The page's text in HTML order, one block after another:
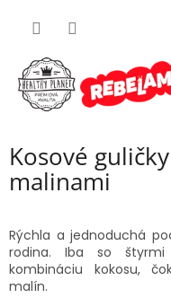
Kosové
malinami
Rýchla a jednoduchá
rodina. Iba so
kombináciu kokosu,
malín.